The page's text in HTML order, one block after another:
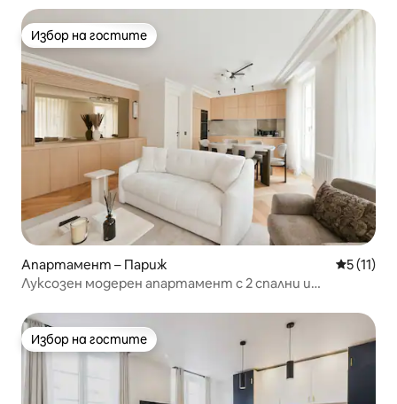
Избор на гостите
Избор на гостите
Апартамент – Париж Средна
5 (11)
Луксозен модерен апартамент с 2 спални и
Избор на гостите
Избор на гостите